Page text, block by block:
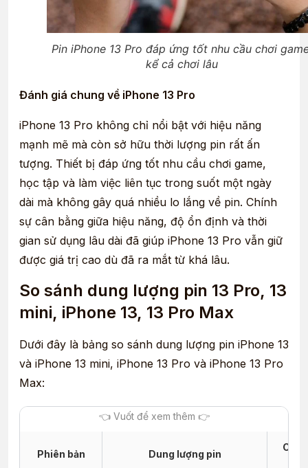
Pin iPhone 13 Pro đáp ứng tốt nhu cầu chơi
kể cả chơi lâu
Đánh giá chung về iPhone 13 Pro
iPhone 13 Pro không chỉ nổi bật với hiệu năng
mạnh mẽ mà còn sở hữu thời lượng pin rất ấn
tượng. Thiết bị đáp ứng tốt nhu cầu chơi game,
học tập và làm việc liên tục trong suốt một ngày
dài mà không gây quá nhiều lo lắng về pin. Chính
sự cân bằng giữa hiệu năng, độ ổn định và thời
gian sử dụng lâu dài đã giúp iPhone 13 Pro vẫn giữ
được giá trị cao dù đã ra mắt từ khá lâu.
So sánh dung lượng pin 13 Pro, 13
mini, iPhone 13, 13 Pro Max
Dưới đây là bảng so sánh dung lượng pin iPhone 13
và iPhone 13 mini, iPhone 13 Pro và iPhone 13 Pro
Max:
Phiên bản Dung lượng pin